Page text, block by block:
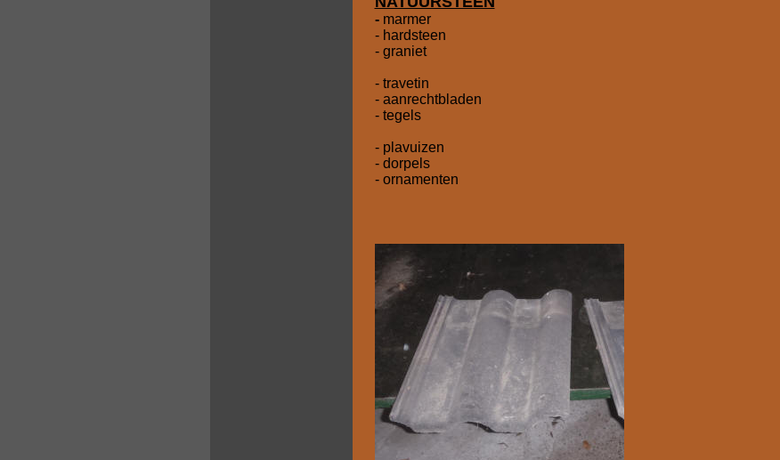
- marmer
- hardsteen
- graniet
- travetin
- aanrechtbladen
- tegels
- plavuizen
- dorpels
- ornamenten